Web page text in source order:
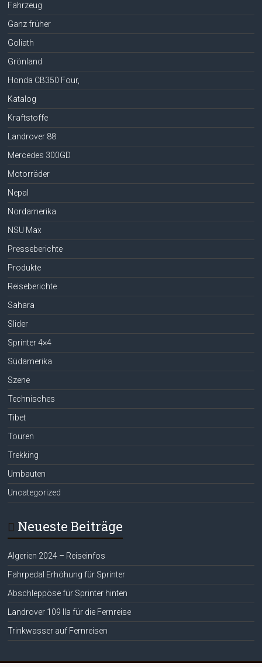
Fahrzeug
Ganz früher
Goliath
Grönland
Honda CB350 Four,
Katalog
Kraftstoffe
Landrover 88
Mercedes 300GD
Motorräder
Nepal
Nordamerika
NSU Max
Presseberichte
Produkte
Reiseberichte
Sahara
Slider
Sprinter 4×4
Südamerika
Szene
Technisches
Tibet
Touren
Trekking
Umbauten
Uncategorized
Neueste Beiträge
Algerien 2024 – Reiseinfos
Fahrpedal Erhöhung für Sprinter
Abschleppöse für Sprinter hinten
Landrover 109 IIa für die Fernreise
Trinkwasser auf Fernreisen